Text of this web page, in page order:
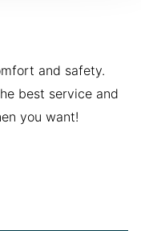
and safety.
best service and
you want!